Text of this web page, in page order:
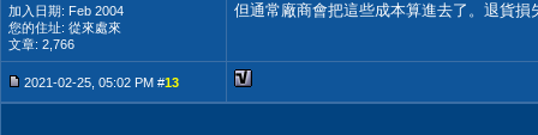
加入日期: Feb 2004
您的住址: 從來處來
文章: 2,766
但通常廠商會把這些成本算進去了。退貨損
2021-02-25, 05:02 PM #13